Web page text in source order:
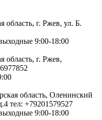
г. Ржев, ул. Б.
9:00-18:00
г. Ржев,
область, Оленинский
тел: +79201579527
9:00-18:00